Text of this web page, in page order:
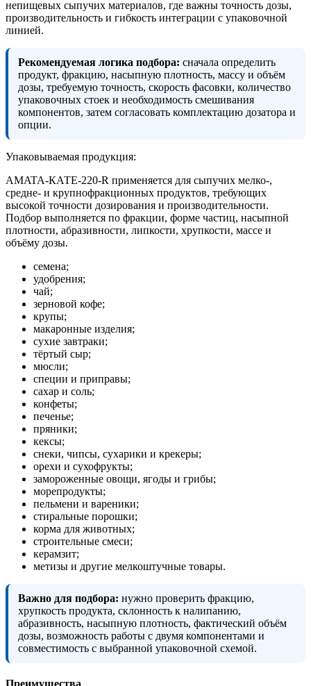
непищевых сыпучих материалов, где важны точность дозы,
производительность и гибкость интеграции с упаковочной
линией.
Рекомендуемая логика подбора: сначала определить
продукт, фракцию, насыпную плотность, массу и объём
дозы, требуемую точность, скорость фасовки, количество
упаковочных стоек и необходимость смешивания
компонентов, затем согласовать комплектацию дозатора и
опции.
Упаковываемая продукция:
AMATA-КАТЕ-220-R применяется для сыпучих мелко-,
средне- и крупнофракционных продуктов, требующих
высокой точности дозирования и производительности.
Подбор выполняется по фракции, форме частиц, насыпной
плотности, абразивности, липкости, хрупкости, массе и
объёму дозы.
семена;
удобрения;
чай;
зерновой кофе;
крупы;
макаронные изделия;
сухие завтраки;
тёртый сыр;
мюсли;
специи и приправы;
сахар и соль;
конфеты;
печенье;
пряники;
кексы;
снеки, чипсы, сухарики и крекеры;
орехи и сухофрукты;
замороженные овощи, ягоды и грибы;
морепродукты;
пельмени и вареники;
стиральные порошки;
корма для животных;
строительные смеси;
керамзит;
метизы и другие мелкоштучные товары.
Важно для подбора: нужно проверить фракцию,
хрупкость продукта, склонность к налипанию,
абразивность, насыпную плотность, фактический объём
дозы, возможность работы с двумя компонентами и
совместимость с выбранной упаковочной схемой.
Преимущества